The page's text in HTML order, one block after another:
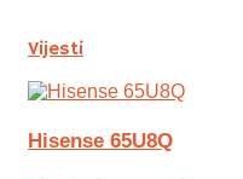
Vijesti
Hisense 65U8Q